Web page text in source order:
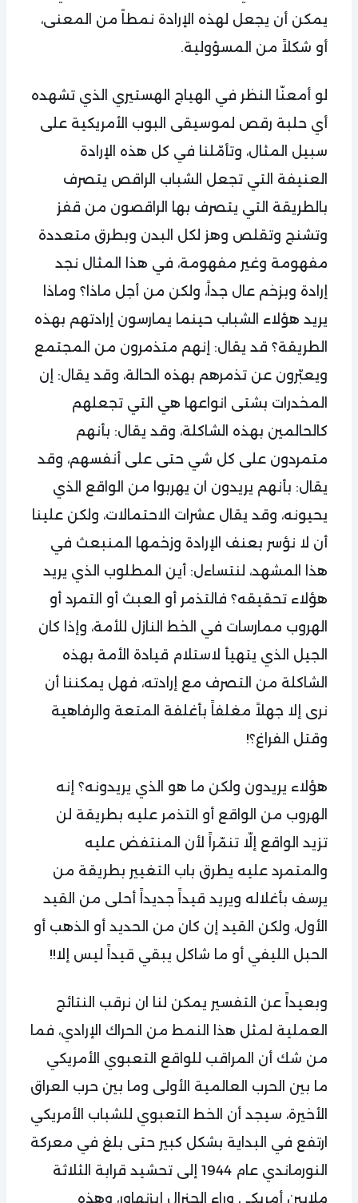
يمكن أن يجعل لهذه الإرادة نمطاً من المعنى،
أو شكلاً من المسؤولية.
لو أمعنّا النظر في الهياج الهستيري الذي تشهده
أي حلبة رقص لموسيقى البوب الأمريكية على
سبيل المثال، وتأمّلنا في كل هذه الإرادة
العنيفة التي تجعل الشباب الراقص يتصرف
بالطريقة التي يتصرف بها الراقصون من قفز
وتشنج وتقلص وهز لكل البدن وبطرق متعددة
مفهومة وغير مفهومة، في هذا المثال نجد
إرادة وبزخم عال جداً، ولكن من أجل ماذا؟ وماذا
يريد هؤلاء الشباب حينما يمارسون إرادتهم بهذه
الطريقة؟ قد يقال: إنهم متذمرون من المجتمع
ويعبّرون عن تذمرهم بهذه الحالة، وقد يقال: إن
المخدرات بشتى انواعها هي التي تجعلهم
كالحالمين بهذه الشاكلة، وقد يقال: بأنهم
متمردون على كل شي حتى على أنفسهم، وقد
يقال: بأنهم يريدون ان يهربوا من الواقع الذي
يحيونه، وقد يقال عشرات الاحتمالات، ولكن علينا
أن لا نؤسر بعنف الإرادة وزخمها المنبعث في
هذا المشهد، لنتساءل: أين المطلوب الذي يريد
هؤلاء تحقيقه؟ فالتذمر أو العبث أو التمرد أو
الهروب ممارسات في الخط النازل للأمة، وإذا كان
الجيل الذي يتهيأ لاستلام قيادة الأمة بهذه
الشاكلة من التصرف مع إرادته، فهل يمكننا أن
نرى إلا جهلاً مغلفاً بأغلفة المتعة والرفاهية
وقتل الفراغ؟!
هؤلاء يريدون ولكن ما هو الذي يريدونه؟ إنه
الهروب من الواقع أو التذمر عليه بطريقة لن
تزيد الواقع إلّا تنمّراً لأن المنتفض عليه
والمتمرد عليه يطرق باب التغيير بطريقة من
يرسف بأغلاله ويريد قيداً جديداً أحلى من القيد
الأول، ولكن القيد إن كان من الحديد أو الذهب أو
الحبل الليفي أو ما شاكل يبقي قيداً ليس إلا!!
وبعيداً عن التفسير يمكن لنا ان نرقب النتائج
العملية لمثل هذا النمط من الحراك الإرادي، فما
من شك أن المراقب للواقع التعبوي الأمريكي
ما بين الحرب العالمية الأولى وما بين حرب العراق
الأخيرة، سيجد أن الخط التعبوي للشباب الأمريكي
ارتفع في البداية بشكل كبير حتى بلغ في معركة
النورماندي عام 1944 إلى تحشيد قرابة الثلاثة
ملايين أمريكي وراء الجنرال إيزنهاور، وهذه